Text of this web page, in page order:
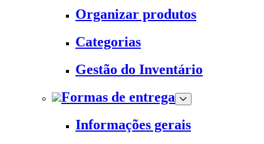
Organizar produtos
Categorias
Gestão do Inventário
Formas de entrega
Informações gerais